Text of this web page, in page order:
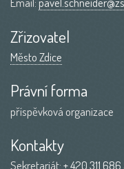
Zřizovatel
Město Zdice
Právní forma
příspěvková organizace
Kontakty
Sekretariát:+ 420 311